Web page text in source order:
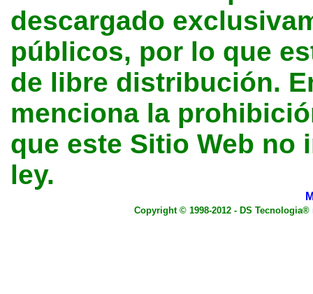
descargado
públicos, por lo que
de libre distribución.
menciona la
que este Sitio Web no
ley.
Copyright © 1998-2012 - DS Tecnologia®